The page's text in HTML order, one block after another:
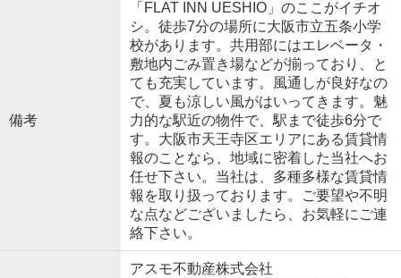
備考
「FLAT INN UESHIO」のここがイチオ
シ。徒歩7分の場所に大阪市立五条小学
校があります。共用部にはエレベータ・
敷地内ごみ置き場などが揃っており、と
ても充実しています。風通しが良好なの
で、夏も涼しい風がはいってきます。魅
力的な駅近の物件で、駅まで徒歩6分で
す。大阪市天王寺区エリアにある賃貸情
報のことなら、地域に密着した当社へお
任せ下さい。当社は、多種多様な賃貸情
報を取り扱っております。ご要望や不明
な点などございましたら、お気軽にご連
絡下さい。
アスモ不動産株式会社